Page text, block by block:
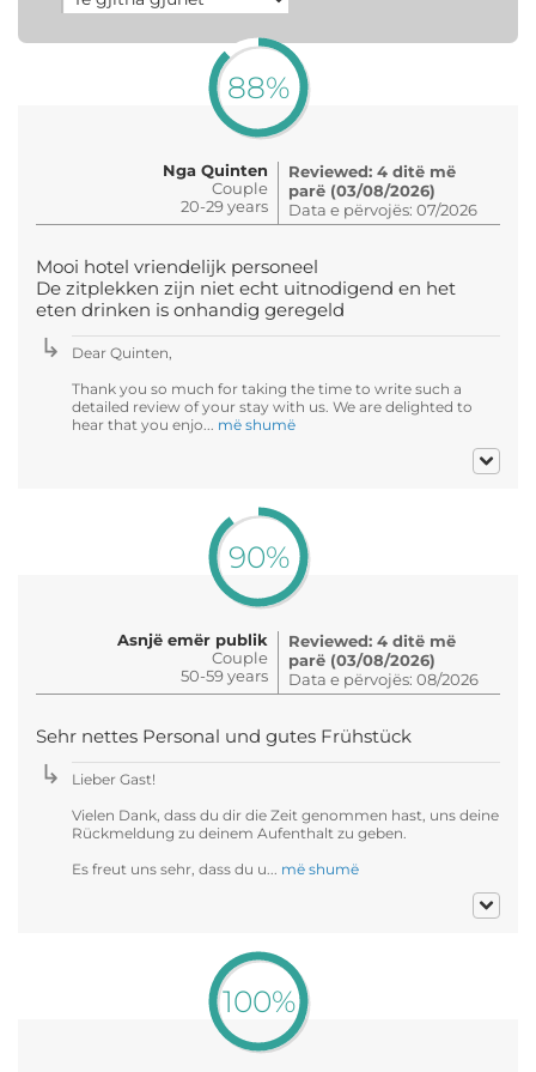
88%
Nga Quinten
Couple
20-29 years
Reviewed: 4 ditë më
parë (03/08/2026)
Data e përvojës: 07/2026
Mooi hotel vriendelijk personeel
De zitplekken zijn niet echt uitnodigend en het
eten drinken is onhandig geregeld
Dear Quinten,
Thank you so much for taking the time to write such a
detailed review of your stay with us. We are delighted to
hear that you enjo... më shumë
90%
Asnjë emër publik
Couple
50-59 years
Reviewed: 4 ditë më
parë (03/08/2026)
Data e përvojës: 08/2026
Sehr nettes Personal und gutes Frühstück
Lieber Gast!
Vielen Dank, dass du dir die Zeit genommen hast, uns deine
Rückmeldung zu deinem Aufenthalt zu geben.
Es freut uns sehr, dass du u... më shumë
100%